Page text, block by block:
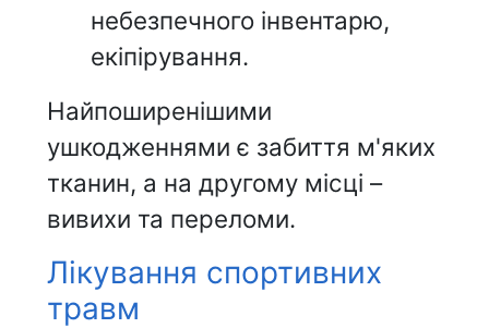
небезпечного інвентарю,
екіпірування.
Найпоширенішими
ушкодженнями є забиття м'яких
тканин, а на другому місці –
вивихи та переломи.
Лікування спортивних
травм